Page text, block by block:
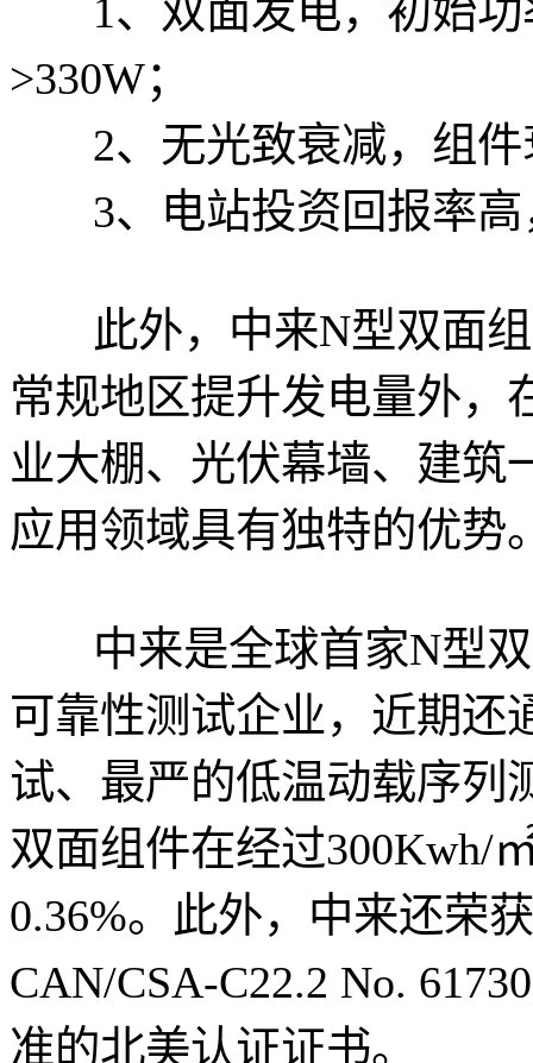
1、双面发电，初始功
>330W；
2、无光致衰减，组件
3、电站投资回报率高
此外，中来N型双面组
常规地区提升发电量外，
业大棚、光伏幕墙、建筑
应用领域具有独特的优势
中来是全球首家N型双
可靠性测试企业，近期还
试、最严的低温动载序列
双面组件在经过300Kwh/
0.36%。此外，中来还荣
CAN/CSA-C22.2 No.
准的北美认证证书。